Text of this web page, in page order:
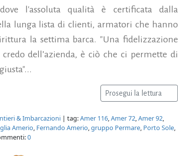
l'assoluta qualità è certificata dalla
lunga lista di clienti, armatori che hanno
la settima barca. "Una fidelizzazione
dell’azienda, è ciò che ci permette di
Prosegui la lettura
& Imbarcazioni | tag:Amer 116,Amer 72,Amer 92,
Amerio, Fernando Amerio,gruppo Permare, Porto Sole,
0